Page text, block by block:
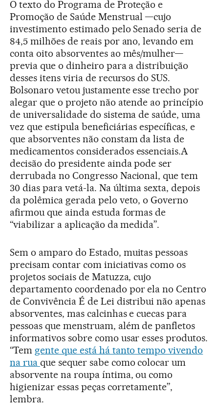
O texto do Programa de Proteção e
Promoção de Saúde Menstrual —cujo
investimento estimado pelo Senado seria de
84,5 milhões de reais por ano, levando em
conta oito absorventes ao mês/mulher—
previa que o dinheiro para a distribuição
desses itens viria de recursos do SUS.
Bolsonaro vetou justamente esse trecho por
alegar que o projeto não atende ao princípio
de universalidade do sistema de saúde, uma
vez que estipula beneficiárias específicas, e
que absorventes não constam da lista de
medicamentos considerados essenciais.A
decisão do presidente ainda pode ser
derrubada no Congresso Nacional, que tem
30 dias para vetá-la. Na última sexta, depois
da polêmica gerada pelo veto, o Governo
afirmou que ainda estuda formas de
“viabilizar a aplicação da medida”.
Sem o amparo do Estado, muitas pessoas
precisam contar com iniciativas como os
projetos sociais de Matuzza, cujo
departamento coordenado por ela no Centro
de Convivência É de Lei distribui não apenas
absorventes, mas calcinhas e cuecas para
pessoas que menstruam, além de panfletos
informativos sobre como usar esses produtos.
“Tem gente que está há tanto tempo vivendo
na rua que sequer sabe como colocar um
absorvente na roupa íntima, ou como
higienizar essas peças corretamente”,
lembra.